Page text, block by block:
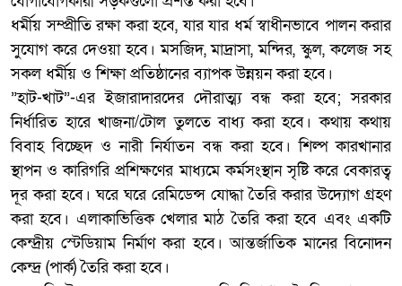
​ধর্মীয় সম্প্রীতি রক্ষা করা হবে, যার যার ধর্ম স্বাধীনভাবে পালন করার
সুযোগ করে দেওয়া হবে। মসজিদ, মাদ্রাসা, মন্দির, স্কুল, কলেজ সহ
সকল ধর্মীয় ও শিক্ষা প্রতিষ্ঠানের ব্যাপক উন্নয়ন করা হবে।
​”হাট-খাট”-এর ইজারাদারদের দৌরাত্ম্য বন্ধ করা হবে; সরকার
নির্ধারিত হারে খাজনা/টোল তুলতে বাধ্য করা হবে। ​কথায় কথায়
বিবাহ বিচ্ছেদ ও নারী নির্যাতন বন্ধ করা হবে। ​শিল্প কারখানার
স্থাপন ও কারিগরি প্রশিক্ষণের মাধ্যমে কর্মসংস্থান সৃষ্টি করে বেকারত্ব
দূর করা হবে। ​ঘরে ঘরে রেমিডেন্স যোদ্ধা তৈরি করার উদ্যোগ গ্রহণ
করা হবে। ​এলাকাভিত্তিক খেলার মাঠ তৈরি করা হবে এবং একটি
কেন্দ্রীয় স্টেডিয়াম নির্মাণ করা হবে। ​আন্তর্জাতিক মানের বিনোদন
কেন্দ্র (পার্ক) তৈরি করা হবে।